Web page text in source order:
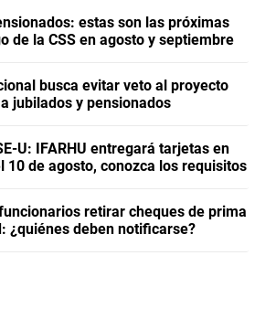
estas son las próximas
de la CSS en agosto y septiembre
busca evitar veto al proyecto
jubilados y pensionados
U: IFARHU entregará tarjetas en
10 de agosto, conozca los requisitos
retirar cheques de prima
¿quiénes deben notificarse?